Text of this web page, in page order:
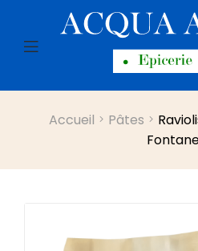
Menu
Accueil Pâtes